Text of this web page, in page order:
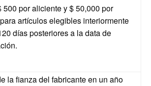
500 por aliciente y $ 50,000 por
artículos elegibles interiormente
días posteriores a la data de
la fianza del fabricante en un año